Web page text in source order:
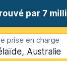
par 7
prise en charge
Australie